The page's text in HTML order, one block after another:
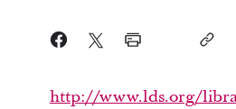
http://www.lds.org/